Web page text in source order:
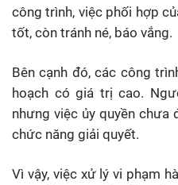
công trình, việc phối hợp
tốt, còn tránh né, báo vắng.
Bên cạnh đó, các công
hoạch có giá trị cao.
nhưng việc ủy quyền
chức năng giải quyết.
Vì vậy, việc xử lý vi phạm